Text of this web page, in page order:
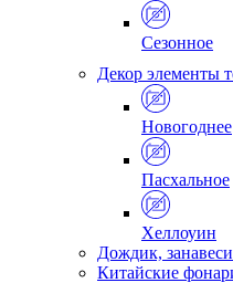
Сезонное
Декор элементы
Новогоднее
Пасхальное
Хеллоуин
Дождик,
Китайские